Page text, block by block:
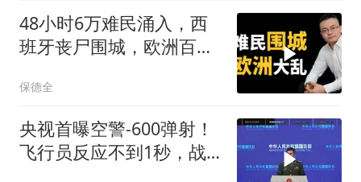
48小时6万难民涌入，西
班牙丧尸围城，欧洲百年
保德全
央视首曝空警-600弹射！
飞行员反应不到1秒，战